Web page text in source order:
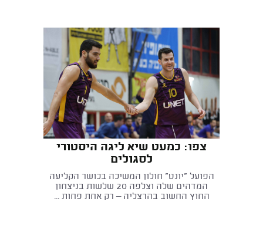
צפו: כמעט שיא ליגה היסטורי
לסגולים
הפועל "יונט" חולון המשיכה בכושר הקליעה
המדהים שלה וצלפה 20 שלשות בניצחון
החוץ החשוב בהרצליה – רק אחת פחות ...